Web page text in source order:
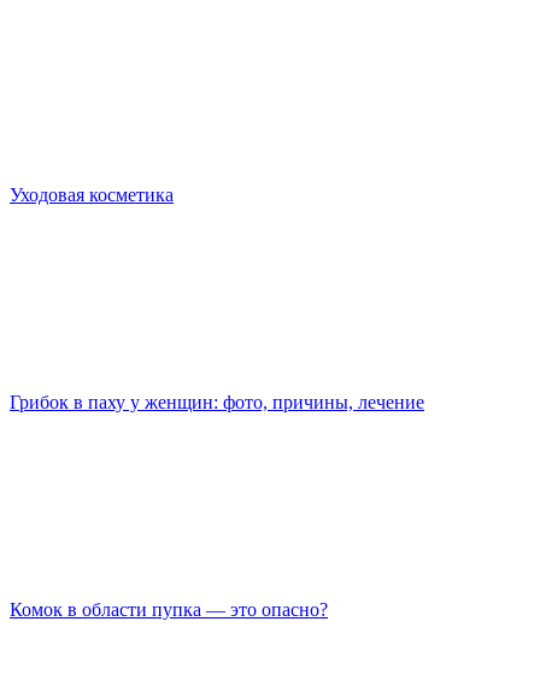
Уходовая косметика
Грибок в паху у женщин: фото, причины, лечение
Комок в области пупка — это опасно?